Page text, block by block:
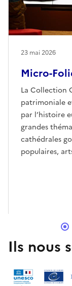
Micro-
La Collection
patrimoniale
par l’histoire
grandes
cathédrales
populaires,
anciens aux
les frontières
elle offre aux
23 mai 2026
Ils nous